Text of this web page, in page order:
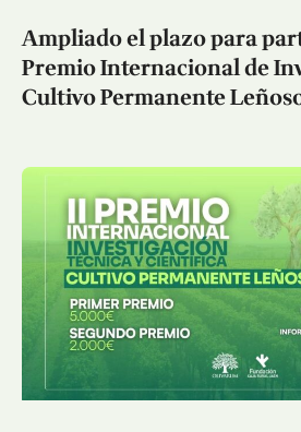
Ampliado el plazo para
Premio Internacional de
Cultivo Permanente